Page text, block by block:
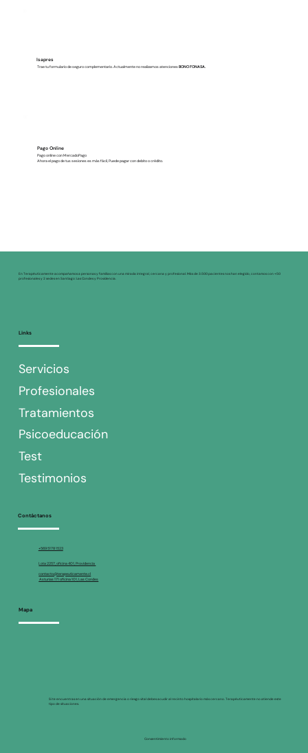
Isapres
Trae tu formulario de seguro complementario. Actualmente no realizamos atencionesBONO FONASA.
Pago Online
Pago online con MercadoPago
Ahora el pago de tus sesiones es más fácil, Puede pagar con debito o crédito.
En Terapéuticamente acompañamos a personas y familias con una mirada integral, cercana y profesional. Más de 3.500 pacientes nos han elegido, contamos con +50
profesionales y 2 sedes en Santiago: Las Condes y Providencia.
Links
Servicios
Profesionales
Tratamientos
Psicoeducación
Test
Testimonios
Contáctanos
contacto@terapeuticamente.cl
+569 5178 1523
Lota 2257, oficina 401, Providencia
Asturias 171 oficina 101, Las Condes
Mapa
Si te encuentras en una situación de emergencia o riesgo vital debes acudir al recinto hospitalario más cercano. Terapéuticamente no atiende este
tipo de situaciones.
Consentimiento informado